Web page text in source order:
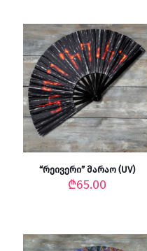
“რეივერი” მარაო (UV)
₾65.00